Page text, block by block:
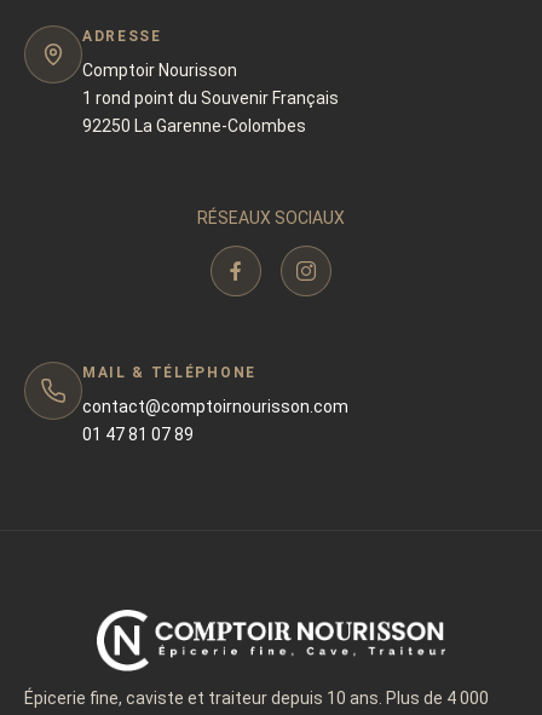
ADRESSE
Comptoir Nourisson
1 rond point du Souvenir Français
92250 La Garenne-Colombes
RÉSEAUX SOCIAUX
MAIL & TÉLÉPHONE
contact@comptoirnourisson.com
01 47 81 07 89
Épicerie fine, caviste et traiteur depuis 10 ans. Plus de 4 000